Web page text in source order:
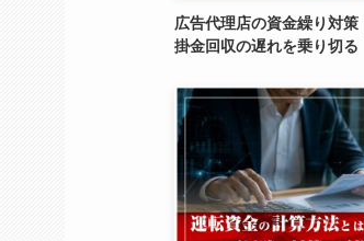
広告代理店の資金繰り対
掛金回収の遅れを乗り切る